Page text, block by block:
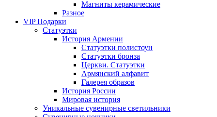
Магниты керамические
Разное
VIP Подарки
Статуэтки
История Армении
Статуэтки полистоун
Статуэтки бронза
Церкви. Статуэтки
Армянский алфавит
Галерея образов
История России
Мировая история
Уникальные сувенирные светильники